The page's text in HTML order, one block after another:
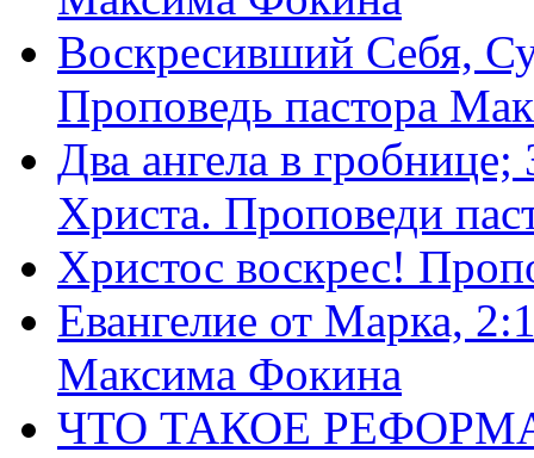
Воскресивший Себя,
Проповедь пастора
Два ангела в
Христа. Проповеди
Христос воскрес!
Евангелие от Марка,
Максима Фокина
ЧТО ТАКОЕ